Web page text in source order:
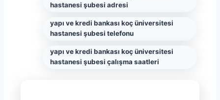
hastanesi şubesi adresi
yapı ve kredi bankası koç üniversitesi
hastanesi şubesi telefonu
yapı ve kredi bankası koç üniversitesi
hastanesi şubesi çalışma saatleri